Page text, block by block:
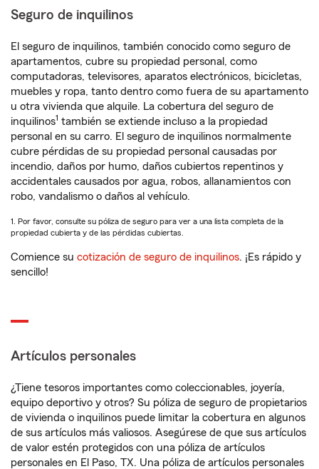
Seguro de inquilinos
El seguro de inquilinos, también conocido como seguro de
apartamentos, cubre su propiedad personal, como
computadoras, televisores, aparatos electrónicos, bicicletas,
muebles y ropa, tanto dentro como fuera de su apartamento
u otra vivienda que alquile. La cobertura del seguro de
inquilinos1 también se extiende incluso a la propiedad
personal en su carro. El seguro de inquilinos normalmente
cubre pérdidas de su propiedad personal causadas por
incendio, daños por humo, daños cubiertos repentinos y
accidentales causados por agua, robos, allanamientos con
robo, vandalismo o daños al vehículo.
1. Por favor, consulte su póliza de seguro para ver a una lista completa de la
propiedad cubierta y de las pérdidas cubiertas.
Comience su cotización de seguro de inquilinos. ¡Es rápido y
sencillo!
Artículos personales
¿Tiene tesoros importantes como coleccionables, joyería,
equipo deportivo y otros? Su póliza de seguro de propietarios
de vivienda o inquilinos puede limitar la cobertura en algunos
de sus artículos más valiosos. Asegúrese de que sus artículos
de valor estén protegidos con una póliza de artículos
personales en El Paso, TX. Una póliza de artículos personales